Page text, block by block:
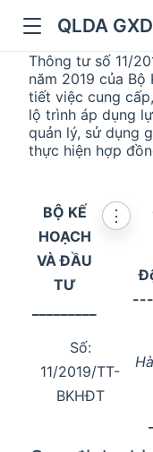
QLDA GXD
Thông tư số 11/
năm 2019 của
tiết việc cung
lộ trình áp dụng
quản lý, sử dụng
thực hiện hợp
BỘ KẾ
HOẠCH
VÀ ĐẦU
TƯ
⋮
Số:
11/2019/TT-
BKHĐT